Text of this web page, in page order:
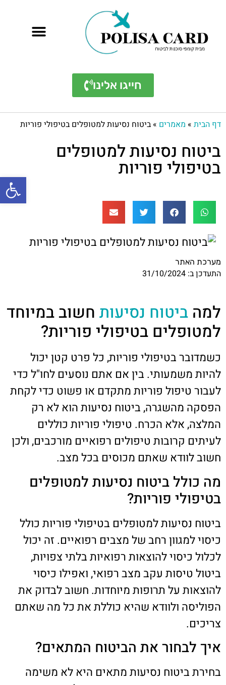
חייגו אלינו
דף הבית » מאמרים »ביטוח נסיעות למטופלים בטיפולי פוריות
ביטוח נסיעות למטופלים
בטיפולי פוריות
מערכת האתר
התעדכן ב: 31/10/2024
למה ביטוח נסיעות חשוב במיוחד
למטופלים בטיפולי פוריות?
כשמדובר בטיפולי פוריות, כל פרט קטן יכול
להיות משמעותי. בין אם אתם נוסעים לחו"ל כדי
לעבור טיפול פוריות מתקדם או פשוט כדי לקחת
הפסקה מהשגרה, ביטוח נסיעות הוא לא רק
המלצה, אלא הכרח. טיפולי פוריות כוללים
לעיתים קרובות טיפולים רפואיים מורכבים, ולכן
חשוב לוודא שאתם מכוסים בכל מצב.
מה כולל ביטוח נסיעות למטופלים
בטיפולי פוריות?
ביטוח נסיעות למטופלים בטיפולי פוריות כולל
כיסוי למגוון רחב של מצבים רפואיים. זה יכול
לכלול כיסוי להוצאות רפואיות בלתי צפויות,
ביטול טיסות עקב מצב רפואי, ואפילו כיסוי
להוצאות על תרופות מיוחדות. חשוב לבדוק את
הפוליסה ולוודא שהיא כוללת את כל מה שאתם
צריכים.
איך לבחור את הביטוח המתאים?
בחירת ביטוח נסיעות מתאים היא לא משימה
פתח